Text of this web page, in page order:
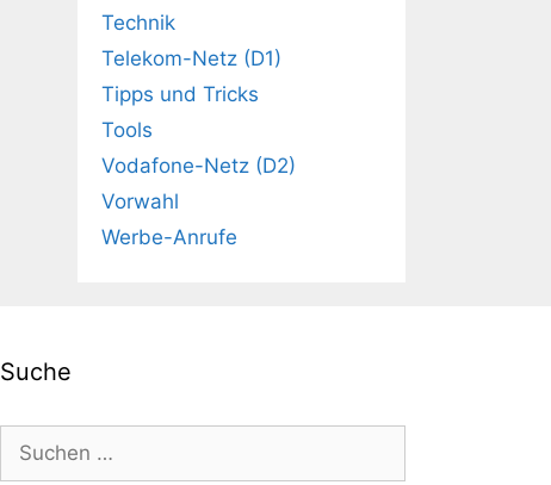
Technik
Telekom-Netz (D1)
Tipps und Tricks
Tools
Vodafone-Netz (D2)
Vorwahl
Werbe-Anrufe
Suche
nach: